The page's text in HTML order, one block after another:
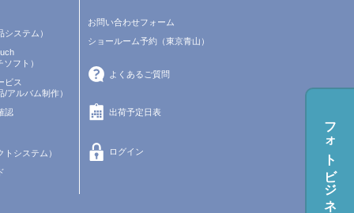
システム）
ソフト）
ビス
/アルバム制作）
認
トシステム）
お問い合わせフォーム
ショールーム予約（東京青山）
よくあるご質問
出荷予定日表
ログイン